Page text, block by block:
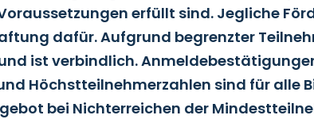
erfüllt sind. Jegliche
dafür. Aufgrund begrenzter
ist verbindlich.
Höchstteilnehmerzahlen sind für alle
bei Nichterreichen der